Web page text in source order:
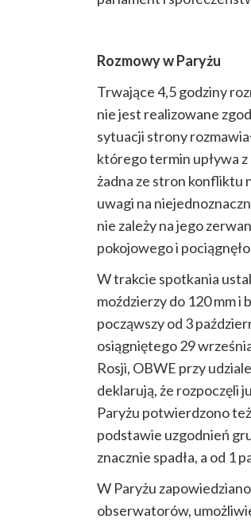
Rozmowy w Paryżu
Trwające 4,5 godziny
nie jest realizowane
sytuacji strony
którego termin upływa
żadna ze stron konfliktu
uwagi na
nie zależy na jego
pokojowego i
W trakcie spotkania
moździerzy do 120 mm i
począwszy od 3
osiągniętego 29
Rosji, OBWE przy
deklarują, że rozpoczęli
Paryżu potwierdzono
podstawie uzgodnień
znacznie spadła, a od 1
W Paryżu
obserwatorów,